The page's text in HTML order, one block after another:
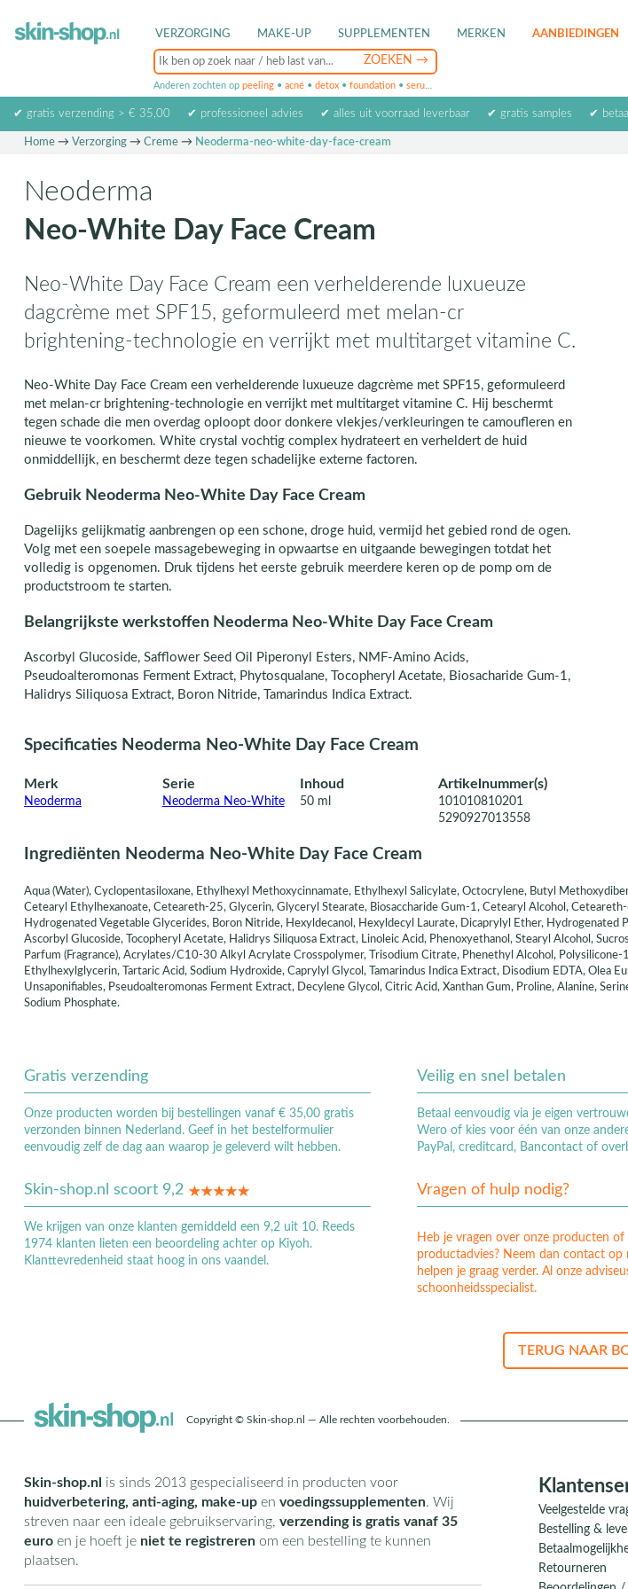
VERZORGING MAKE-UP SUPPLEMENTEN MERKEN AANBIEDINGEN
Anderen zochten op peeling • acné • detox • foundation • serum
✔ gratis verzending > € 35,00 ✔ professioneel advies ✔ alles uit voorraad leverbaar ✔ gratis samples ✔
Home→ Verzorging→ Creme→ Neoderma-neo-white-day-face-cream
Neoderma
Neo-White Day Face Cream
Neo-White Day Face Cream een verhelderende luxueuze
dagcrème met SPF15, geformuleerd met melan-cr
brightening-technologie en verrijkt met multitarget vitamine C.
Neo-White Day Face Cream een verhelderende luxueuze dagcrème met SPF15, geformuleerd
met melan-cr brightening-technologie en verrijkt met multitarget vitamine C. Hij beschermt
tegen schade die men overdag oploopt door donkere vlekjes/verkleuringen te camoufleren en
nieuwe te voorkomen. White crystal vochtig complex hydrateert en verheldert de huid
onmiddellijk, en beschermt deze tegen schadelijke externe factoren.
Gebruik Neoderma Neo-White Day Face Cream
Dagelijks gelijkmatig aanbrengen op een schone, droge huid, vermijd het gebied rond de ogen.
Volg met een soepele massagebeweging in opwaartse en uitgaande bewegingen totdat het
volledig is opgenomen. Druk tijdens het eerste gebruik meerdere keren op de pomp om de
productstroom te starten.
Belangrijkste werkstoffen Neoderma Neo-White Day Face Cream
Ascorbyl Glucoside, Safflower Seed Oil Piperonyl Esters, NMF-Amino Acids,
Pseudoalteromonas Ferment Extract, Phytosqualane, Tocopheryl Acetate, Biosacharide Gum-1,
Halidrys Siliquosa Extract, Boron Nitride, Tamarindus Indica Extract.
Specificaties Neoderma Neo-White Day Face Cream
Merk
Neoderma
Serie
Neoderma Neo-White
Inhoud
50 ml
Artikelnummer(s)
101010810201
5290927013558
Ingrediënten Neoderma Neo-White Day Face Cream
Aqua (Water), Cyclopentasiloxane, Ethylhexyl Methoxycinnamate, Ethylhexyl Salicylate, Octocrylene, Butyl
Cetearyl Ethylhexanoate, Ceteareth-25, Glycerin, Glyceryl Stearate, Biosaccharide Gum-1, Cetearyl Alcohol, Ceteareth-
Hydrogenated Vegetable Glycerides, Boron Nitride, Hexyldecanol, Hexyldecyl Laurate, Dicaprylyl Ether, Hydrogenated
Ascorbyl Glucoside, Tocopheryl Acetate, Halidrys Siliquosa Extract, Linoleic Acid, Phenoxyethanol, Stearyl Alcohol,
Parfum (Fragrance), Acrylates/C10-30 Alkyl Acrylate Crosspolymer, Trisodium Citrate, Phenethyl Alcohol, Polysilicone-
Ethylhexylglycerin, Tartaric Acid, Sodium Hydroxide, Caprylyl Glycol, Tamarindus Indica Extract, Disodium EDTA, Olea
Unsaponifiables, Pseudoalteromonas Ferment Extract, Decylene Glycol, Citric Acid, Xanthan Gum, Proline, Alanine,
Sodium Phosphate.
Gratis verzending
Onze producten worden bij bestellingen vanaf € 35,00 gratis
verzonden binnen Nederland. Geef in het bestelformulier
eenvoudig zelf de dag aan waarop je geleverd wilt hebben.
Veilig en snel betalen
Betaal eenvoudig via je eigen
Wero of kies voor één van onze
PayPal, creditcard, Bancontact of
Skin-shop.nl scoort 9,2
We krijgen van onze klanten gemiddeld een 9,2 uit 10. Reeds
1974 klanten lieten een beoordeling achter op Kiyoh.
Klanttevredenheid staat hoog in ons vaandel.
Vragen of hulp nodig?
Heb je vragen over onze producten of
productadvies? Neem dan contact op
helpen je graag verder. Al onze
schoonheidsspecialist.
TERUG NAAR
Copyright © Skin-shop.nl — Alle rechten voorbehouden.
Skin-shop.nl is sinds 2013 gespecialiseerd in producten voor
huidverbetering, anti-aging, make-upen voedingssupplementen. Wij
streven naar een ideale gebruikservaring, verzending is gratis vanaf 35
euroen je hoeft je niet te registrerenom een bestelling te kunnen
plaatsen.
Veelgestelde
Bestelling &
Retourneren